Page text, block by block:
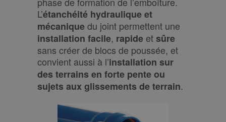
L’étanchéité hydraulique et
mécaniquedu joint permettent une
installation facile, rapide etsûre
sans créer de blocs de poussée, et
convient aussi à l’installation sur
des terrains en forte pente ou
sujets aux glissements de terrain.